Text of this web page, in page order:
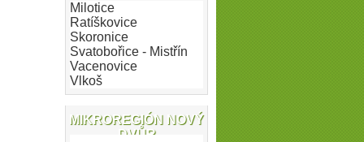
Milotice
Ratíškovice
Skoronice
Svatobořice - Mistřín
Vacenovice
Vlkoš
MIKROREGIÓN NOVÝ
DVŮR